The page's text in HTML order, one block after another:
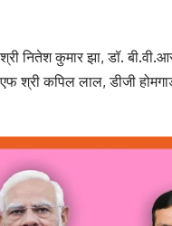
नितेश कुमार झा, डॉ.
श्री कपिल लाल, डीजी